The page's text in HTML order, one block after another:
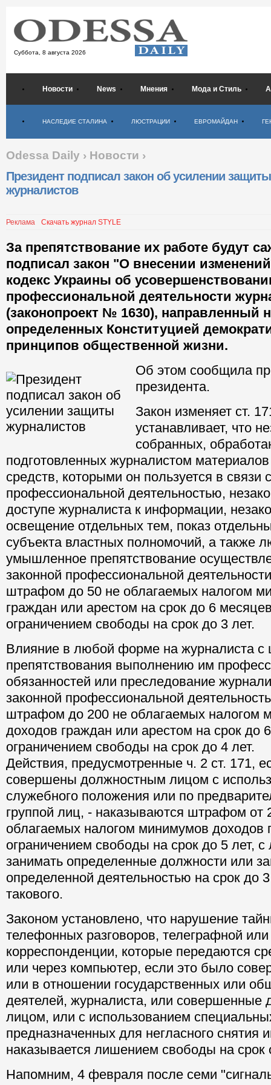
Суббота, 8 августа 2026
Новости News Мнения Мода и Стиль
НАСЛЕДИЕ СТАЛИНА ЛЮСТРАЦИИ ЕВРОМАЙДАН
Odessa Daily › Новости ›
Президент подписал закон об усилении защиты
журналистов
Реклама Скачать журнал STYLE
За препятствование их работе будут
подписал закон "О внесении
кодекс Украины об
профессиональной деятельности
(законопроект № 1630), направленный
определенных Конституцией
принципов общественной жизни.
Об этом сообщила
президента.
Закон изменяет ст.
устанавливает, что
собранных,
подготовленных журналистом материалов
средств, которыми он пользуется в связи
профессиональной деятельностью,
доступе журналиста к информации,
освещение отдельных тем, показ
субъекта властных полномочий, а также
умышленное препятствование
законной профессиональной
штрафом до 50 не облагаемых налогом
граждан или арестом на срок до 6
ограничением свободы на срок до 3 лет.
Влияние в любой форме на журналиста с
препятствования выполнению им
обязанностей или преследование
законной профессиональной
штрафом до 200 не облагаемых налогом
доходов граждан или арестом на срок до
ограничением свободы на срок до 4 лет.
Действия, предусмотренные ч. 2 ст. 171,
совершены должностным лицом с
служебного положения или по
группой лиц, - наказываются штрафом от
облагаемых налогом минимумов доходов
ограничением свободы на срок до 5 лет,
занимать определенные должности или
определенной деятельностью на срок до
такового.
Законом установлено, что нарушение
телефонных разговоров, телеграфной или
корреспонденции, которые передаются
или через компьютер, если это было
или в отношении государственных или
деятелей, журналиста, или совершенные
лицом, или с использованием
предназначенных для негласного снятия
наказывается лишением свободы на срок
Напомним, 4 февраля после семи